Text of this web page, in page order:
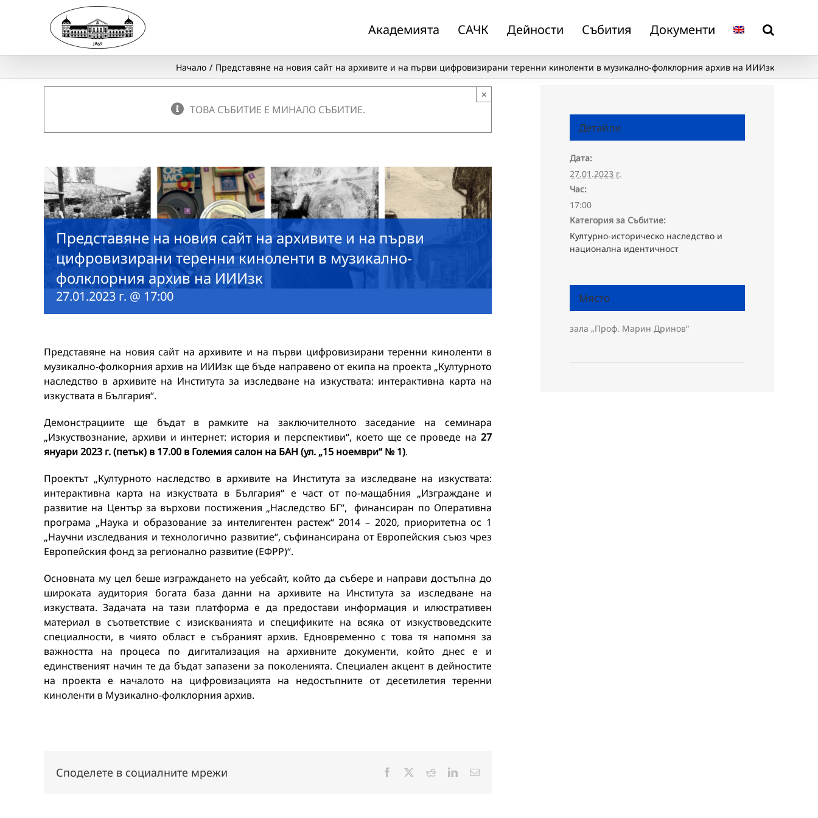
Академията САЧК Дейности Събития Документи
Начало Представяне на новия сайт на архивите и на първи цифровизирани теренни киноленти в музикално-фолклорния архив на ИИИзк
ТОВА СЪБИТИЕ Е МИНАЛО СЪБИТИЕ.
×
Представяне на новия сайт на архивите и на първи
цифровизирани теренни киноленти в музикално-
фолклорния архив на ИИИзк
27.01.2023 г. @ 17:00
Представяне на новия сайт на архивите и на първи цифровизирани теренни киноленти в
музикално-фолкорния архив на ИИИзк ще бъде направено от екипа на проекта „Културното
наследство в архивите на Института за изследване на изкуствата: интерактивна карта на
изкуствата в България“.
Демонстрациите ще бъдат в рамките на заключителното заседание на семинара
„Изкуствознание, архиви и интернет: история и перспективи“, което ще се проведе на27
януари 2023 г. (петък) в 17.00 в Големия салон на БАН (ул. „15 ноември“ № 1).
Проектът „Културното наследство в архивите на Института за изследване на изкуствата:
интерактивна карта на изкуствата в България“ е част от по-мащабния „Изграждане и
развитие на Център за върхови постижения „Наследство БГ“, финансиран по Оперативна
програма „Наука и образование за интелигентен растеж“ 2014 – 2020, приоритетна ос 1
„Научни изследвания и технологично развитие“, съфинансирана от Европейския съюз чрез
Европейския фонд за регионално развитие (ЕФРР)“.
Основната му цел беше изграждането на уебсайт, който да събере и направи достъпна до
широката аудитория богата база данни на архивите на Института за изследване на
изкуствата. Задачата на тази платформа е да предостави информация и илюстративен
материал в съответствие с изискванията и спецификите на всяка от изкуствоведските
специалности, в чиято област е събраният архив. Едновременно с това тя напомня за
важността на процеса по дигитализация на архивните документи, който днес е и
единственият начин те да бъдат запазени за поколенията. Специален акцент в дейностите
на проекта е началото на цифровизацията на недостъпните от десетилетия теренни
киноленти в Музикално-фолклорния архив.
Споделете в социалните мрежи Facebook RedditLinkedInЕлектронна
Детайли
Дата:
27.01.2023 г.
Час:
17:00
Категория за Събитие:
Културно-историческо наследство и
национална идентичност
Място
зала „Проф. Марин Дринов“